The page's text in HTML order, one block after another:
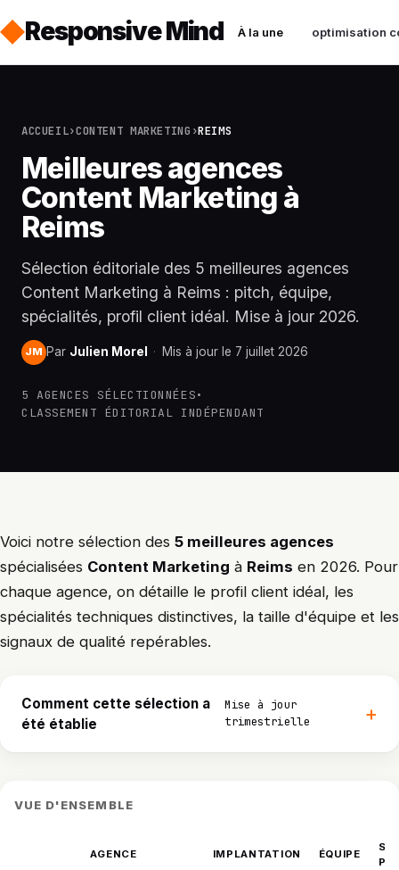
Responsive Mind À la une optimisation
ACCUEIL›CONTENT MARKETING ›REIMS
Meilleures agences
Content Marketing à
Reims
Sélection éditoriale des 5 meilleures agences
Content Marketing à Reims : pitch, équipe,
spécialités, profil client idéal. Mise à jour 2026.
JM Par Julien Morel · Mis à jour le 7 juillet 2026
5 AGENCES SÉLECTIONNÉES•
CLASSEMENT ÉDITORIAL INDÉPENDANT
Voici notre sélection des 5 meilleures agences
spécialisées Content Marketing à Reims en 2026. Pour
chaque agence, on détaille le profil client idéal, les
spécialités techniques distinctives, la taille d'équipe et les
signaux de qualité repérables.
Comment cette sélection a
été établie
Mise à jour
trimestrielle
VUE D'ENSEMBLE
AGENCE IMPLANTATION ÉQUIPE